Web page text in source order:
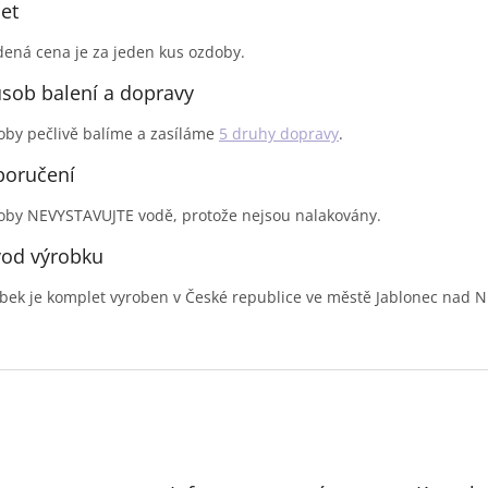
cena je za jeden kus ozdoby.
balení a dopravy
pečlivě balíme a zasíláme 5 druhy dopravy.
NEVYSTAVUJTE vodě, protože nejsou nalakovány.
výrobku
je komplet vyroben v České republice ve městě Jablonec nad